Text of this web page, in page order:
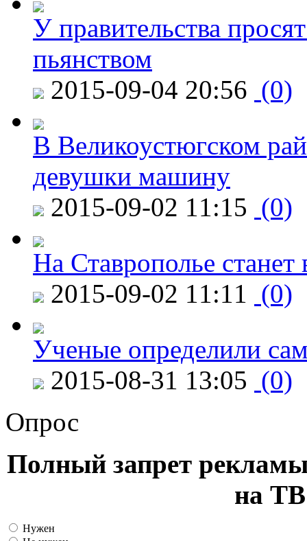
У правительства
пьянством
2015-09-04 20:56 (0)
В Великоустюгском
девушки машину
2015-09-02 11:15 (0)
На Ставрополье
2015-09-02 11:11 (0)
Ученые определили
2015-08-31 13:05 (0)
Опрос
Полный запрет
на ТВ
Нужен